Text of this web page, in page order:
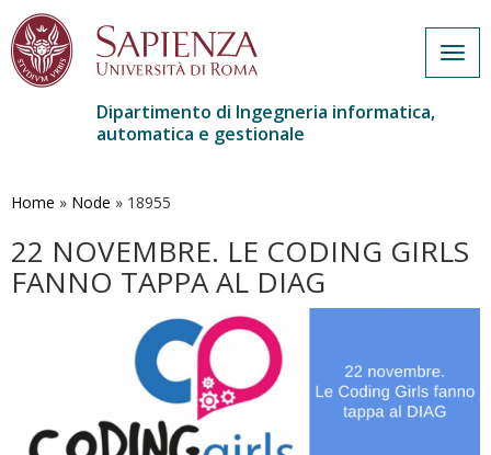
contenuto
Dipartimento di Ingegneria informatica,
automatica e gestionale
Home » Node » 18955
22 NOVEMBRE. LE CODING GIRLS
FANNO TAPPA AL DIAG